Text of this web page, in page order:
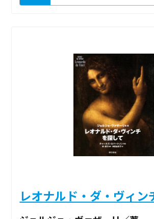
レオナルド・ダ・ヴィン